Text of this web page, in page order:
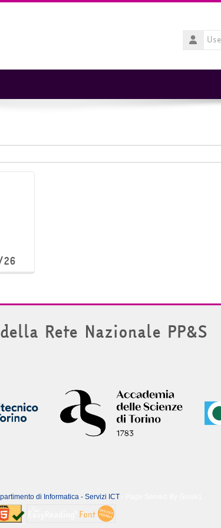
Username
Rete Nazionale PP&S
di Informatica - Servizi ICT